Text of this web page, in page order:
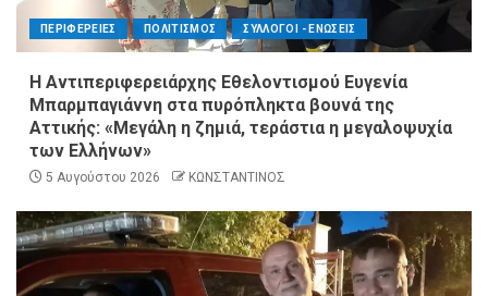
ΠΕΡΙΦΕΡΕΙΕΣ ΠΟΛΙΤΙΣΜΟΣ ΣΥΛΛΟΓΟΙ - ΕΝΩΣΕΙΣ
Η Αντιπεριφερειάρχης Εθελοντισμού Ευγενία
Μπαρμπαγιάννη στα πυρόπληκτα βουνά της
Αττικής: «Μεγάλη η ζημιά, τεράστια η μεγαλοψυχία
των Ελλήνων»
5 Αυγούστου 2026 ΚΩΝΣΤΑΝΤΙΝΟΣ